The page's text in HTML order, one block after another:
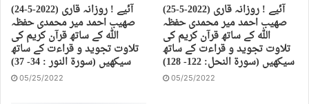
(24-5-2022) آئیے ! روزانہ قاری
صهیب احمد میر محمدی حفظہ
اللہ کے ساتھ قرآن کریم کی
تلاوت تجوید و قراءت کے ساتھ
سیکھیں (سورة النور : 34- 37)
05/25/2022
(25-5-2022) آئیے ! روزانہ قاری
صهیب احمد میر محمدی حفظہ
اللہ کے ساتھ قرآن کریم کی
تلاوت تجوید و قراءت کے ساتھ
سیکھیں (سورة النحل: 122- 128)
05/25/2022